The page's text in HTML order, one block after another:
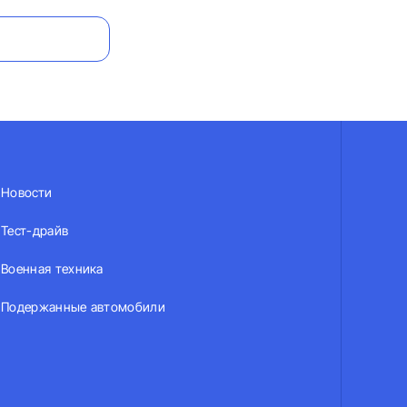
Новости
Тест-драйв
Военная техника
Подержанные автомобили